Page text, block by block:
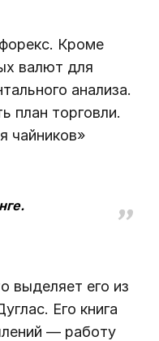
Кроме
валют для
анализа.
план торговли.
чайников»
выделяет его из
Его книга
— работу